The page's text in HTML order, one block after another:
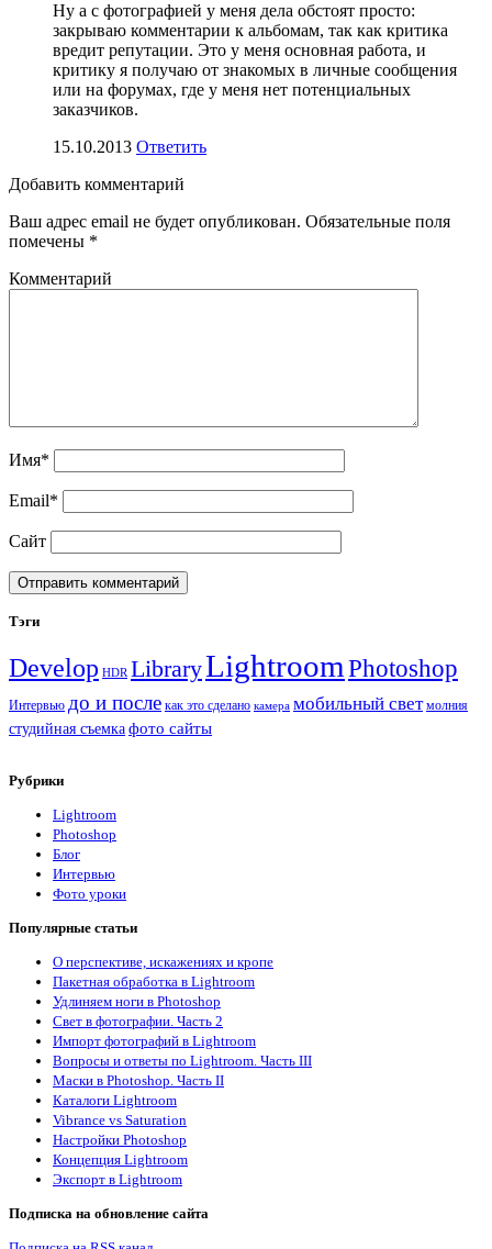
Ну а с фотографией у меня дела обстоят просто:
закрываю комментарии к альбомам, так как критика
вредит репутации. Это у меня основная работа, и
критику я получаю от знакомых в личные сообщения
или на форумах, где у меня нет потенциальных
заказчиков.
15.10.2013 Ответить
Добавить комментарий
Ваш адрес email не будет опубликован. Обязательные поля
помечены *
Комментарий
Имя*
Email*
Сайт
Sidebar
Тэги
Develop HDR LibraryLightroom Photoshop
Интервью до и после как это сделано камера мобильный свет молния
студийная съемка фото сайты
Рубрики
Lightroom
Photoshop
Блог
Интервью
Фото уроки
Популярные статьи
О перспективе, искажениях и кропе
Пакетная обработка в Lightroom
Удлиняем ноги в Photoshop
Свет в фотографии. Часть 2
Импорт фотографий в Lightroom
Вопросы и ответы по Lightroom. Часть III
Маски в Photoshop. Часть II
Каталоги Lightroom
Vibrance vs Saturation
Настройки Photoshop
Концепция Lightroom
Экспорт в Lightroom
Подписка на обновление сайта